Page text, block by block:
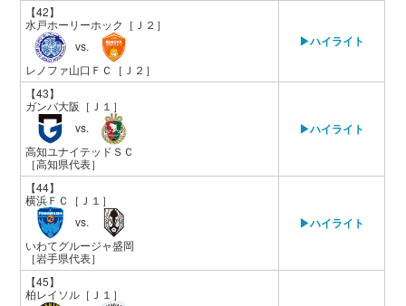
【42】
水戸ホーリーホック ［Ｊ２］
vs.
レノファ山口ＦＣ
［Ｊ２］
▶ハイライト
【43】
ガンバ大阪 ［Ｊ１］
vs.
高知ユナイテッドＳＣ
［高知県代表］
▶ハイライト
【44】
横浜ＦＣ
［Ｊ１］
vs.
いわてグルージャ盛岡
［岩手県代表］
▶ハイライト
【45】
柏レイソル ［Ｊ１］